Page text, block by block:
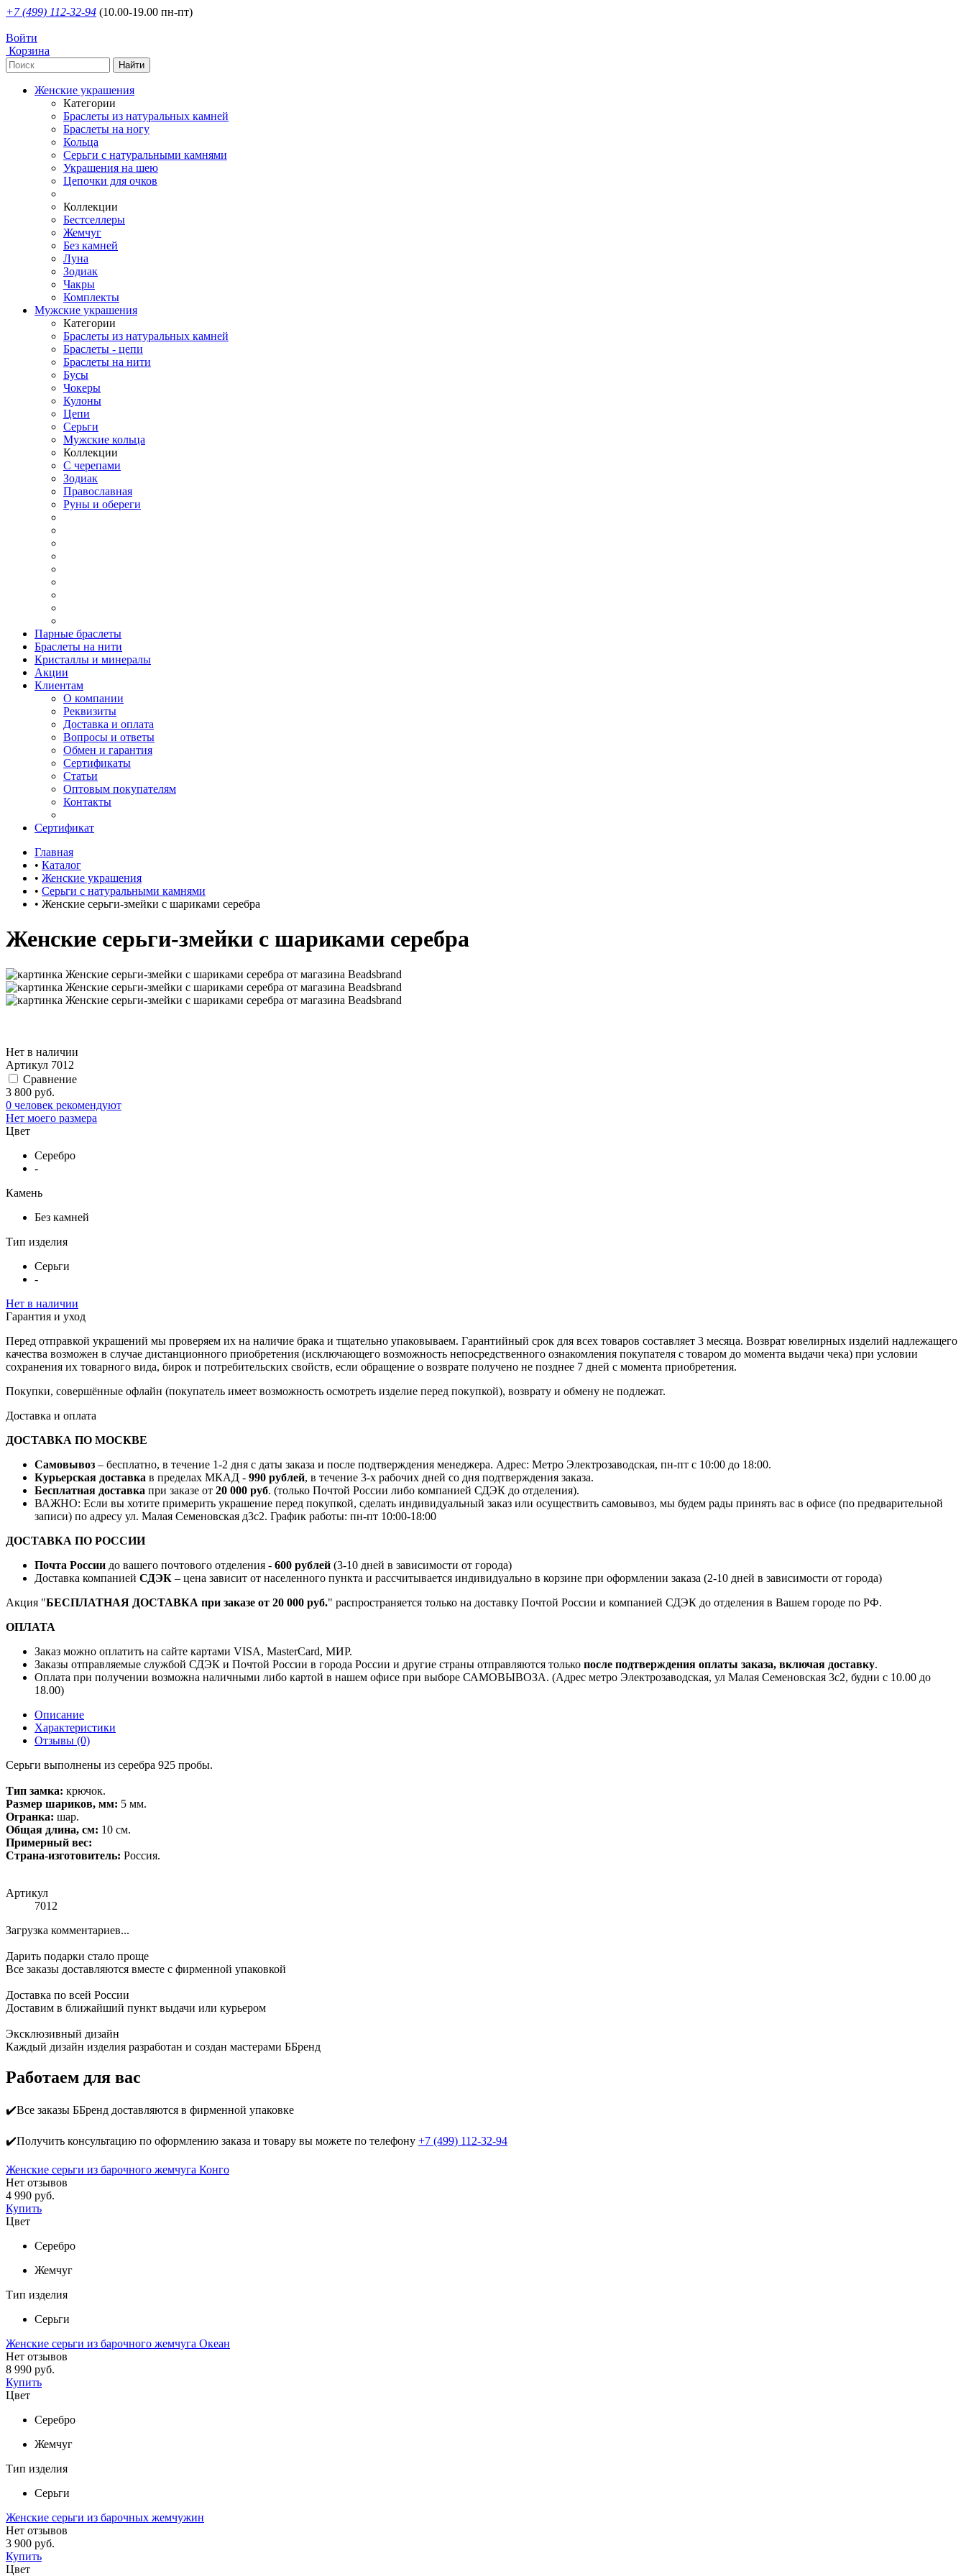
+7 (499) 112-32-94 (10.00-19.00 пн-пт)
Войти
Корзина
Женские украшения
Категории
Браслеты из натуральных камней
Браслеты на ногу
Кольца
Серьги с натуральными камнями
Украшения на шею
Цепочки для очков
Коллекции
Бестселлеры
Жемчуг
Без камней
Луна
Зодиак
Чакры
Комплекты
Мужские украшения
Категории
Браслеты из натуральных камней
Браслеты - цепи
Браслеты на нити
Бусы
Чокеры
Кулоны
Цепи
Серьги
Мужские кольца
Коллекции
С черепами
Зодиак
Православная
Руны и обереги
Парные браслеты
Браслеты на нити
Кристаллы и минералы
Акции
Клиентам
О компании
Реквизиты
Доставка и оплата
Вопросы и ответы
Обмен и гарантия
Сертификаты
Статьи
Оптовым покупателям
Контакты
Сертификат
Главная
• Каталог
• Женские украшения
• Серьги с натуральными камнями
• Женские серьги-змейки с шариками серебра
Женские серьги-змейки с шариками серебра
Нет в наличии
Артикул 7012
Сравнение
3 800 руб.
0 человек рекомендуют
Нет моего размера
Цвет
Серебро
-
Камень
Без камней
Тип изделия
Серьги
-
Нет в наличии
Гарантия и уход
Перед отправкой украшений мы проверяем их на наличие брака и тщательно упаковываем. Гарантийный срок для всех товаров составляет 3 месяца. Возврат ювелирных изделий надлежащего
качества возможен в случае дистанционного приобретения (исключающего возможность непосредственного ознакомления покупателя с товаром до момента выдачи чека) при условии
сохранения их товарного вида, бирок и потребительских свойств, если обращение о возврате получено не позднее 7 дней с момента приобретения.
Покупки, совершённые офлайн (покупатель имеет возможность осмотреть изделие перед покупкой), возврату и обмену не подлежат.
Доставка и оплата
ДОСТАВКА ПО МОСКВЕ
Самовывоз – бесплатно, в течение 1-2 дня с даты заказа и после подтверждения менеджера. Адрес: Метро Электрозаводская, пн-пт с 10:00 до 18:00.
Курьерская доставка в пределах МКАД - 990 рублей, в течение 3-х рабочих дней со дня подтверждения заказа.
Бесплатная доставка при заказе от 20 000 руб. (только Почтой России либо компанией СДЭК до отделения).
ВАЖНО: Если вы хотите примерить украшение перед покупкой, сделать индивидуальный заказ или осуществить самовывоз, мы будем рады принять вас в офисе (по предварительной
записи) по адресу ул. Малая Семеновская д3с2. График работы: пн-пт 10:00-18:00
ДОСТАВКА ПО РОССИИ
Почта России до вашего почтового отделения - 600 рублей (3-10 дней в зависимости от города)
Доставка компанией СДЭК – цена зависит от населенного пункта и рассчитывается индивидуально в корзине при оформлении заказа (2-10 дней в зависимости от города)
Акция "БЕСПЛАТНАЯ ДОСТАВКА при заказе от 20 000 руб." распространяется только на доставку Почтой России и компанией СДЭК до отделения в Вашем городе по РФ.
ОПЛАТА
Заказ можно оплатить на сайте картами VISA, MasterCard, МИР.
Заказы отправляемые службой СДЭК и Почтой России в города России и другие страны отправляются только после подтверждения оплаты заказа, включая доставку.
Оплата при получении возможна наличными либо картой в нашем офисе при выборе САМОВЫВОЗА. (Адрес метро Электрозаводская, ул Малая Семеновская 3с2, будни с 10.00 до
18.00)
Описание
Характеристики
Отзывы (0)
Серьги выполнены из серебра 925 пробы.
Тип замка: крючок.
Размер шариков, мм: 5 мм.
Огранка: шар.
Общая длина, см: 10 см.
Примерный вес:
Страна-изготовитель: Россия.
Артикул
7012
Загрузка комментариев...
Дарить подарки стало проще
Все заказы доставляются вместе c фирменной упаковкой
Доставка по всей России
Доставим в ближайший пункт выдачи или курьером
Эксклюзивный дизайн
Каждый дизайн изделия разработан и создан мастерами ББренд
Работаем для вас
✔️Все заказы ББренд доставляются в фирменной упаковке
✔️Получить консультацию по оформлению заказа и товару вы можете по телефону +7 (499) 112-32-94
Женские серьги из барочного жемчуга Конго
Нет отзывов
4 990 руб.
Купить
Цвет
Серебро
Жемчуг
Тип изделия
Серьги
Женские серьги из барочного жемчуга Океан
Нет отзывов
8 990 руб.
Купить
Цвет
Серебро
Жемчуг
Тип изделия
Серьги
Женские серьги из барочных жемчужин
Нет отзывов
3 900 руб.
Купить
Цвет